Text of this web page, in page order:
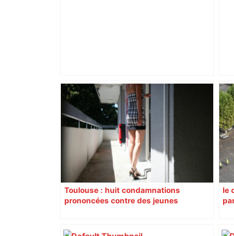
Près de Toulouse : dans cette zone
économique, un axe majeur va être
fermé en fin de soirée, voici les
déviations – Actu.fr
Toulouse : huit condamnations
prononcées contre des jeunes
le